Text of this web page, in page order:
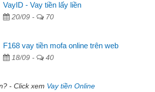
VayID - Vay tiền lấy liền
20/09 - 70
F168 vay tiền mofa online trên web
18/09 - 40
- Click xem Vay tiền Online